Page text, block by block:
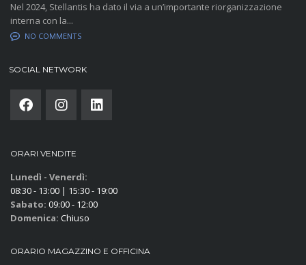
Nel 2024, Stellantis ha dato il via a un’importante riorganizzazione
interna con la...
NO COMMENTS
SOCIAL NETWORK
ORARI VENDITE
Lunedì - Venerdì:
08:30 - 13:00 | 15:30 - 19:00
Sabato: 09:00 - 12:00
Domenica: Chiuso
ORARIO MAGAZZINO E OFFICINA